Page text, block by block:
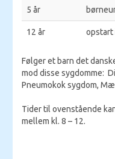
5 år
12 år opstart
Følger et barn det
mod disse sygdomme:
Pneumokok sygdom,
Tider til ovenstående
mellem kl. 8 – 12.